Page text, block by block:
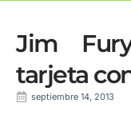
Jim
tarjeta
septiembre 14, 2013